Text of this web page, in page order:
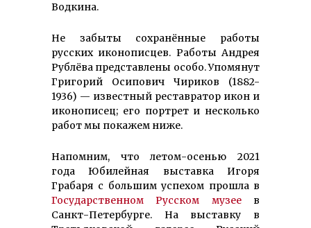
Водкина.
Не забыты сохранённые работы
русских иконописцев. Работы Андрея
Рублёва представлены особо. Упомянут
Григорий Осипович Чириков (1882-
1936) — известный реставратор икон и
иконописец; его портрет и несколько
работ мы покажем ниже.
Напомним, что летом-осенью 2021
года Юбилейная выставка Игоря
Грабаря с большим успехом прошла в
Государственном Русском музеев
Санкт-Петербурге. На выставку в